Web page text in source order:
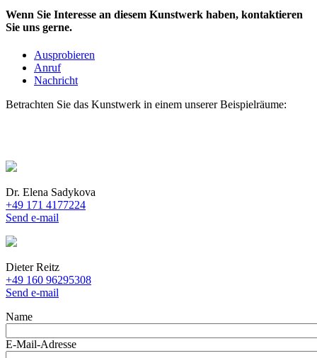
Wenn Sie Interesse an diesem Kunstwerk haben, kontaktieren
Sie uns gerne.
Ausprobieren
Anruf
Nachricht
Betrachten Sie das Kunstwerk in einem unserer Beispielräume:
Dr. Elena Sadykova
+49 171 4177224
Send e-mail
Dieter Reitz
+49 160 96295308
Send e-mail
Name
E-Mail-Adresse